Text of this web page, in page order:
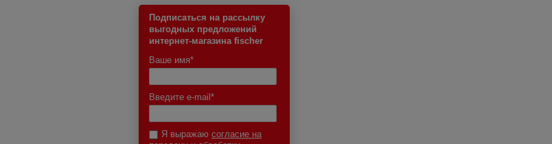
Подписаться на рассылку
выгодных предложений
интернет-магазина fischer
Ваше имя*
Введите e-mail *
Я выражаю согласие на